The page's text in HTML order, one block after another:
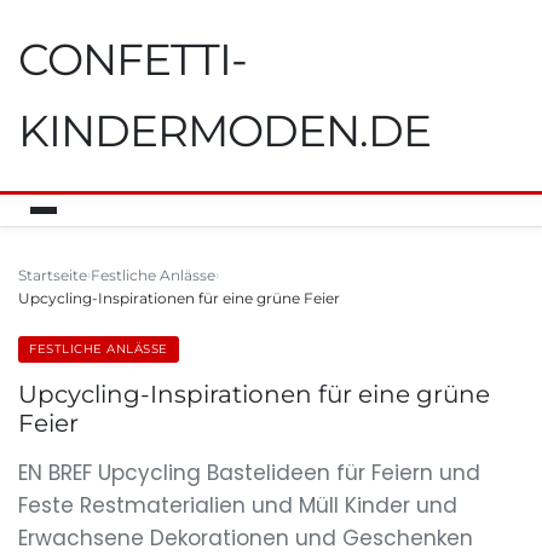
CONFETTI-
KINDERMODEN.DE
Startseite Festliche Anlässe
Upcycling-Inspirationen für eine grüne Feier
FESTLICHE ANLÄSSE
Upcycling-Inspirationen für eine grüne
Feier
EN BREF Upcycling Bastelideen für Feiern und
Feste Restmaterialien und Müll Kinder und
Erwachsene Dekorationen und Geschenken